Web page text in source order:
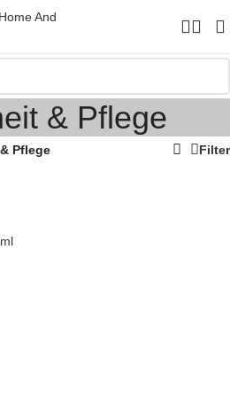
& Pflege
Pflege Filter